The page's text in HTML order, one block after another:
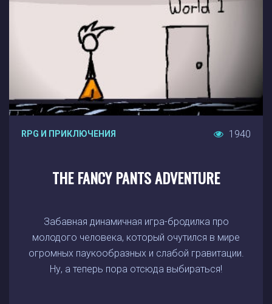
RPG И ПРИКЛЮЧЕНИЯ 1940
THE FANCY PANTS ADVENTURE
Забавная динамичная игра-бродилка про
молодого человека, который очутился в мире
огромных паукообразных и слабой гравитации.
Ну, а теперь пора отсюда выбираться!